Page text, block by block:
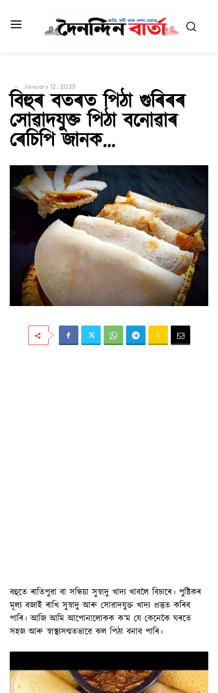
January 12, 2023
বিহুৰ বতৰত পিঠা গুৰিৰৰ
সোৱাদযুক্ত পিঠা বনোৱাৰ
ৰেচিপি জানক…
বহুতে ৰাতিপুৱা বা সন্ধিয়া সুস্বাদু খাদ্য খাবলৈ বিচাৰে। পুষ্টিকৰ
মূল্য বজাই ৰাখি সুস্বাদু আৰু সোৱাদযুক্ত খাদ্য প্ৰস্তুত কৰিব
পাৰি। আজি আমি আপোনালোকক ক’ম যে কেনেকৈ ঘৰতে
সহজ আৰু স্বাস্থ্যসন্মতভাৱে ঝল পিঠা বনাব পাৰি।